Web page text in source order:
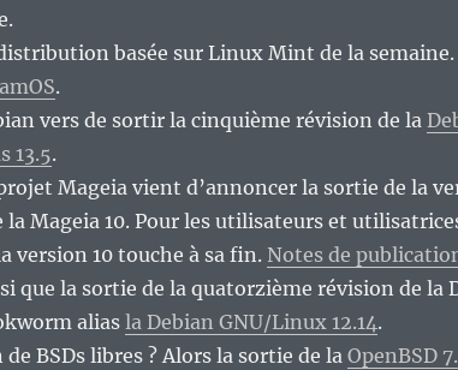
basée sur Linux Mint de la
.
vers de sortir la cinquième révision de la
13.5.
Mageia vient d’annoncer la sortie de la
la Mageia 10. Pour les utilisateurs et
version 10 touche à sa fin. Notes de
que la sortie de la quatorzième révision de la
aliasla Debian GNU/Linux 12.14.
de BSDs libres ? Alors la sortie de la OpenBSD